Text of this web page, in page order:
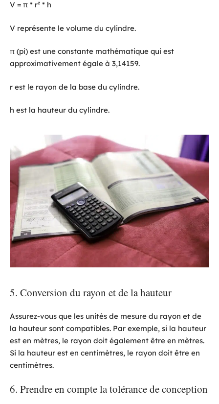
V = π * r² * h
V représente le volume du cylindre.
π (pi) est une constante mathématique qui est
approximativement égale à 3,14159.
r est le rayon de la base du cylindre.
h est la hauteur du cylindre.
5. Conversion du rayon et de la hauteur
Assurez-vous que les unités de mesure du rayon et de
la hauteur sont compatibles. Par exemple, si la hauteur
est en mètres, le rayon doit également être en mètres.
Si la hauteur est en centimètres, le rayon doit être en
centimètres.
6. Prendre en compte la tolérance de conception